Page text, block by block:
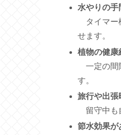
水やりの手
タイマー
せます。
植物の健康
一定の間
す。
旅行や出張
留守中も
節水効果が